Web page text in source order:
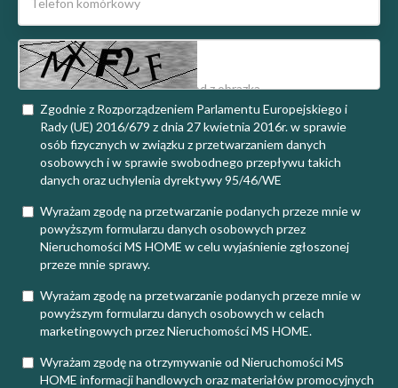
Zgodnie z Rozporządzeniem Parlamentu Europejskiego i
Rady (UE) 2016/679 z dnia 27 kwietnia 2016r. w sprawie
osób fizycznych w związku z przetwarzaniem danych
osobowych i w sprawie swobodnego przepływu takich
danych oraz uchylenia dyrektywy 95/46/WE
Wyrażam zgodę na przetwarzanie podanych przeze mnie w
powyższym formularzu danych osobowych przez
Nieruchomości MS HOME w celu wyjaśnienie zgłoszonej
przeze mnie sprawy.
Wyrażam zgodę na przetwarzanie podanych przeze mnie w
powyższym formularzu danych osobowych w celach
marketingowych przez Nieruchomości MS HOME.
Wyrażam zgodę na otrzymywanie od Nieruchomości MS
HOME informacji handlowych oraz materiałów promocyjnych